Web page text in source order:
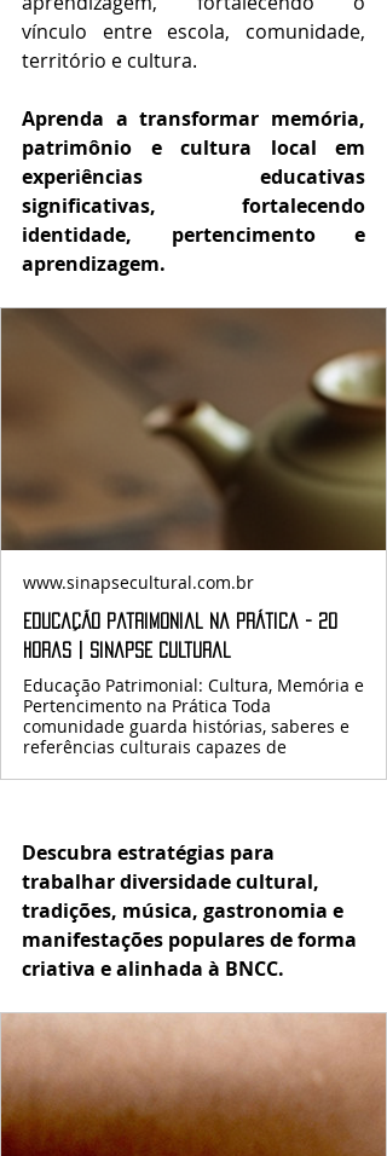
vínculo entre escola, comunidade,
território e cultura.
Aprenda a transformar memória,
patrimônio e cultura local em
experiências educativas
significativas, fortalecendo
identidade, pertencimento e
aprendizagem.
www.sinapsecultural.com.br
Educação Patrimonial na Prática - 20
Horas | Sinapse Cultural
Educação Patrimonial: Cultura, Memória e
Pertencimento na Prática Toda
comunidade guarda histórias, saberes e
referências culturais capazes de
Descubra estratégias para
trabalhar diversidade cultural,
tradições, música, gastronomia e
manifestações populares de forma
criativa e alinhada à BNCC.